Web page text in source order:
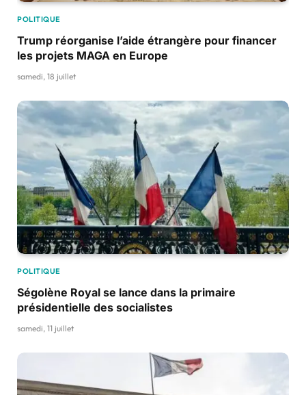
POLITIQUE
Trump réorganise l’aide étrangère pour financer
les projets MAGA en Europe
samedi, 18 juillet
POLITIQUE
Ségolène Royal se lance dans la primaire
présidentielle des socialistes
samedi, 11 juillet